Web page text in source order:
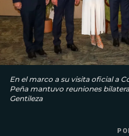
En el marco a su visita oficial a
Peña mantuvo reuniones
Gentileza